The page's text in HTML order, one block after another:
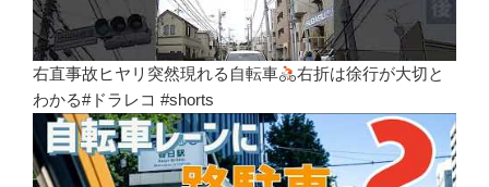
右直事故ヒヤリ突然現れる自転車
右折は徐行が大切と
わかる#ドラレコ #shorts